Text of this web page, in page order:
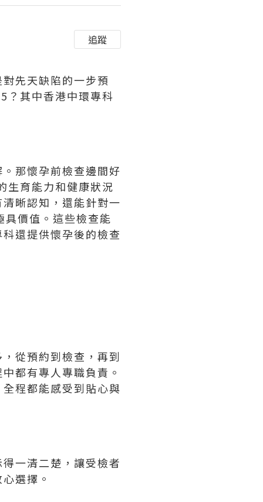
追蹤
先天缺陷的一步預
？其中香港中環專科
那懷孕前檢查邊間好
生育能力和健康狀況
晰認知，還能針對一
價值。這些檢查能
還提供懷孕後的檢查
從預約到檢查，再到
都有專人專職負責。
程都能感受到貼心與
一清二楚，讓受檢者
選擇。